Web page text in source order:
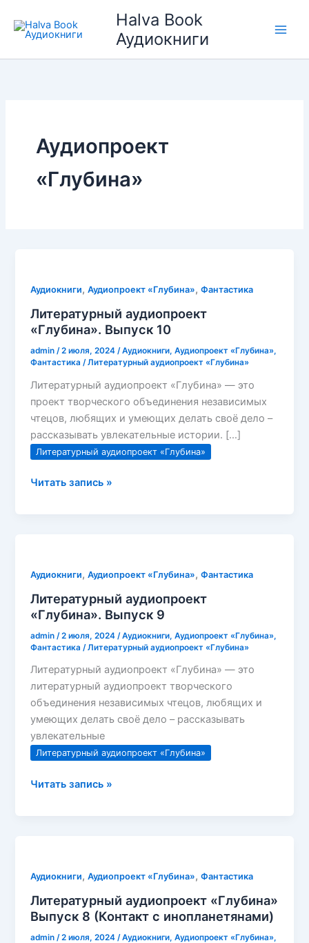
содержимому
Halva Book
Аудиокниги
Аудиопроект
«Глубина»
Аудиокниги,Аудиопроект «Глубина»,Фантастика
Литературный аудиопроект
«Глубина». Выпуск 10
admin /2 июля, 2024 /Аудиокниги,Аудиопроект «Глубина»,
Фантастика /Литературный аудиопроект «Глубина»
Литературный аудиопроект «Глубина» — это
проект творческого объединения независимых
чтецов, любящих и умеющих делать своё дело –
рассказывать увлекательные истории. […]
Литературный аудиопроект «Глубина»
Литературный
Читать запись »
Аудиокниги,Аудиопроект «Глубина»,Фантастика
Литературный аудиопроект
«Глубина». Выпуск 9
admin /2 июля, 2024 /Аудиокниги,Аудиопроект «Глубина»,
Фантастика /Литературный аудиопроект «Глубина»
Литературный аудиопроект «Глубина» — это
литературный аудиопроект творческого
объединения независимых чтецов, любящих и
умеющих делать своё дело – рассказывать
увлекательные
Литературный аудиопроект «Глубина»
Литературный
Читать запись »
Аудиокниги,Аудиопроект «Глубина»,Фантастика
Литературный аудиопроект «Глубина»
Выпуск 8 (Контакт с инопланетянами)
admin /2 июля, 2024 /Аудиокниги,Аудиопроект «Глубина»,